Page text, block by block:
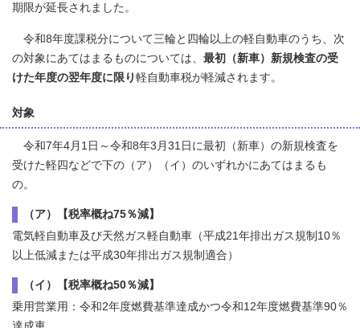
期限が延長されました。
令和8年度課税分について三輪と四輪以上の軽自動車のうち、次
の対象にあてはまるものについては、 最初（新車）新規検査の受
けた年度の翌年度に限り 軽自動車税が軽減されます。
対象
令和7年4月1日～令和8年3月31日に最初（新車）の新規検査を
受けた軽四などで下の（ア）（イ）のいずれかにあてはまるも
の。
（ア）【税率概ね75％減】
電気軽自動車及び天然ガス軽自動車（平成21年排出ガス規制10％
以上低減または平成30年排出ガス規制適合）
（イ）【税率概ね50％減】
乗用営業用：令和2年度燃費基準達成かつ令和12年度燃費基準90％